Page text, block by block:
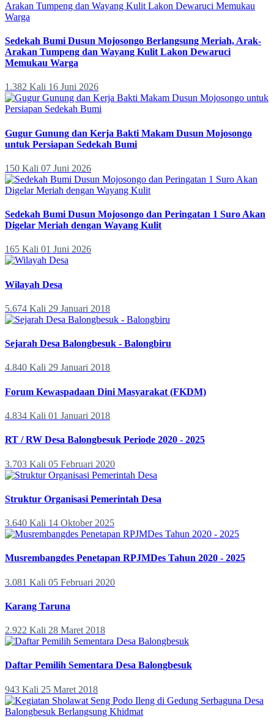
Sedekah Bumi Dusun Mojosongo Berlangsung Meriah, Arak-
Arakan Tumpeng dan Wayang Kulit Lakon Dewaruci
Memukau Warga
1.382 Kali 16 Juni 2026
Gugur Gunung dan Kerja Bakti Makam Dusun Mojosongo
untuk Persiapan Sedekah Bumi
150 Kali 07 Juni 2026
Sedekah Bumi Dusun Mojosongo dan Peringatan 1 Suro Akan
Digelar Meriah dengan Wayang Kulit
165 Kali 01 Juni 2026
Wilayah Desa
5.674 Kali 29 Januari 2018
Sejarah Desa Balongbesuk - Balongbiru
4.840 Kali 29 Januari 2018
Forum Kewaspadaan Dini Masyarakat (FKDM)
4.834 Kali 01 Januari 2018
RT / RW Desa Balongbesuk Periode 2020 - 2025
3.703 Kali 05 Februari 2020
Struktur Organisasi Pemerintah Desa
3.640 Kali 14 Oktober 2025
Musrembangdes Penetapan RPJMDes Tahun 2020 - 2025
3.081 Kali 05 Februari 2020
Karang Taruna
2.922 Kali 28 Maret 2018
Daftar Pemilih Sementara Desa Balongbesuk
943 Kali 25 Maret 2018